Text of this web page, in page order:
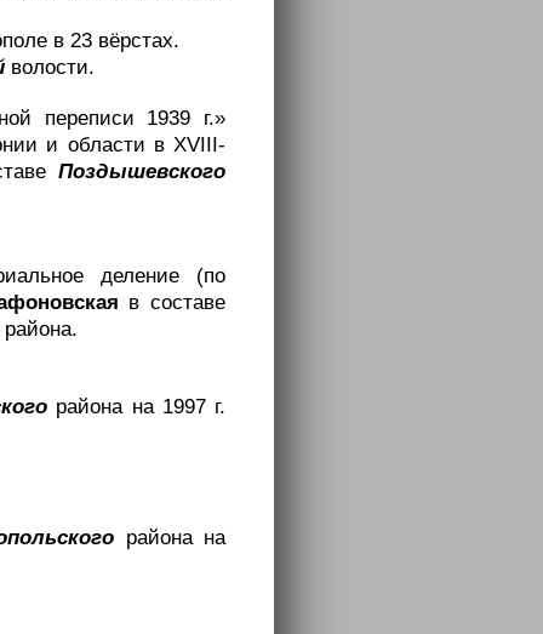
в 23 вёрстах.
волости.
переписи 1939 г.»
и области в XVIII-
Поздышевского
деление (по
в составе
района.
района на 1997 г.
района на